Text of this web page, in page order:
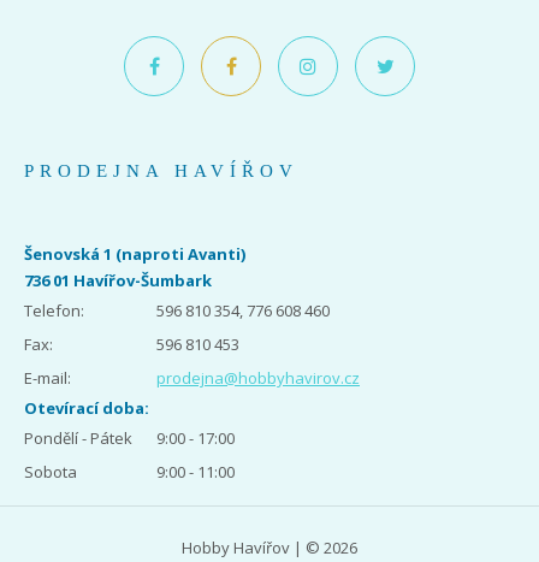
PRODEJNA HAVÍŘOV
Šenovská 1 (naproti Avanti)
736 01 Havířov-Šumbark
Telefon:
596 810 354, 776 608 460
Fax:
596 810 453
E-mail:
prodejna@hobbyhavirov.cz
Otevírací doba:
Pondělí - Pátek
9:00 - 17:00
Sobota
9:00 - 11:00
Hobby Havířov | © 2026